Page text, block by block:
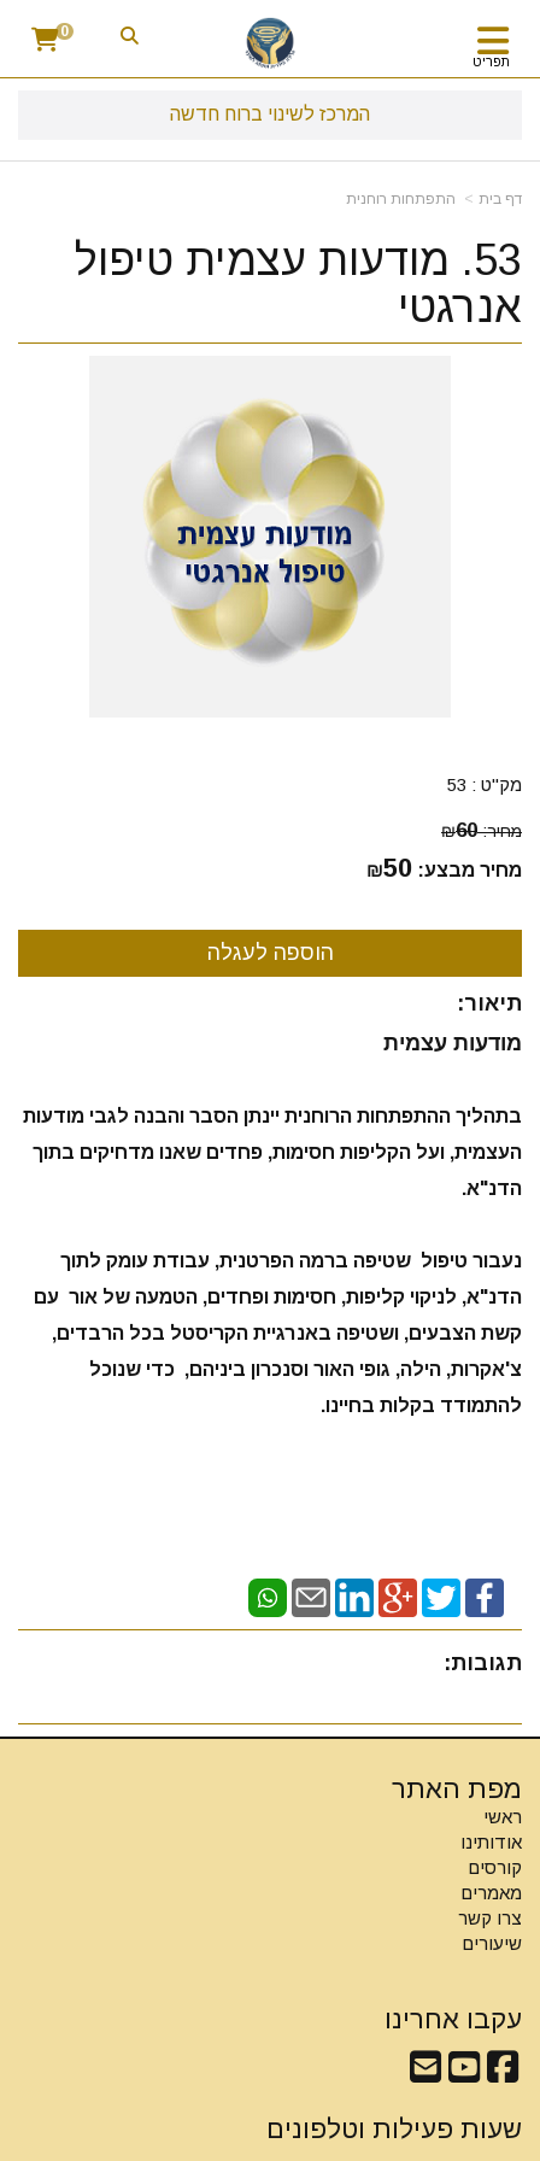
תפריט
0
המרכז לשינוי ברוח חדשה
דף בית התפתחות רוחנית
53. מודעות עצמית טיפול
אנרגטי
מק"ט : 53
מחיר: ₪60
מחיר מבצע: ₪50
תיאור:
מודעות עצמית
בתהליך ההתפתחות הרוחנית יינתן הסבר והבנה לגבי מודעות
העצמית, ועל הקליפות חסימות, פחדים שאנו מדחיקים בתוך
הדנ"א.
נעבור טיפול שטיפה ברמה הפרטנית, עבודת עומק לתוך
הדנ"א, לניקוי קליפות, חסימות ופחדים, הטמעה של אור עם
קשת הצבעים, ושטיפה באנרגיית הקריסטל בכל הרבדים,
צ'אקרות, הילה, גופי האור וסנכרון ביניהם, כדי שנוכל
להתמודד בקלות בחיינו.
תגובות:
מפת האתר
ראשי
אודותינו
קורסים
מאמרים
צרו קשר
שיעורים
עקבו אחרינו
שעות פעילות וטלפונים